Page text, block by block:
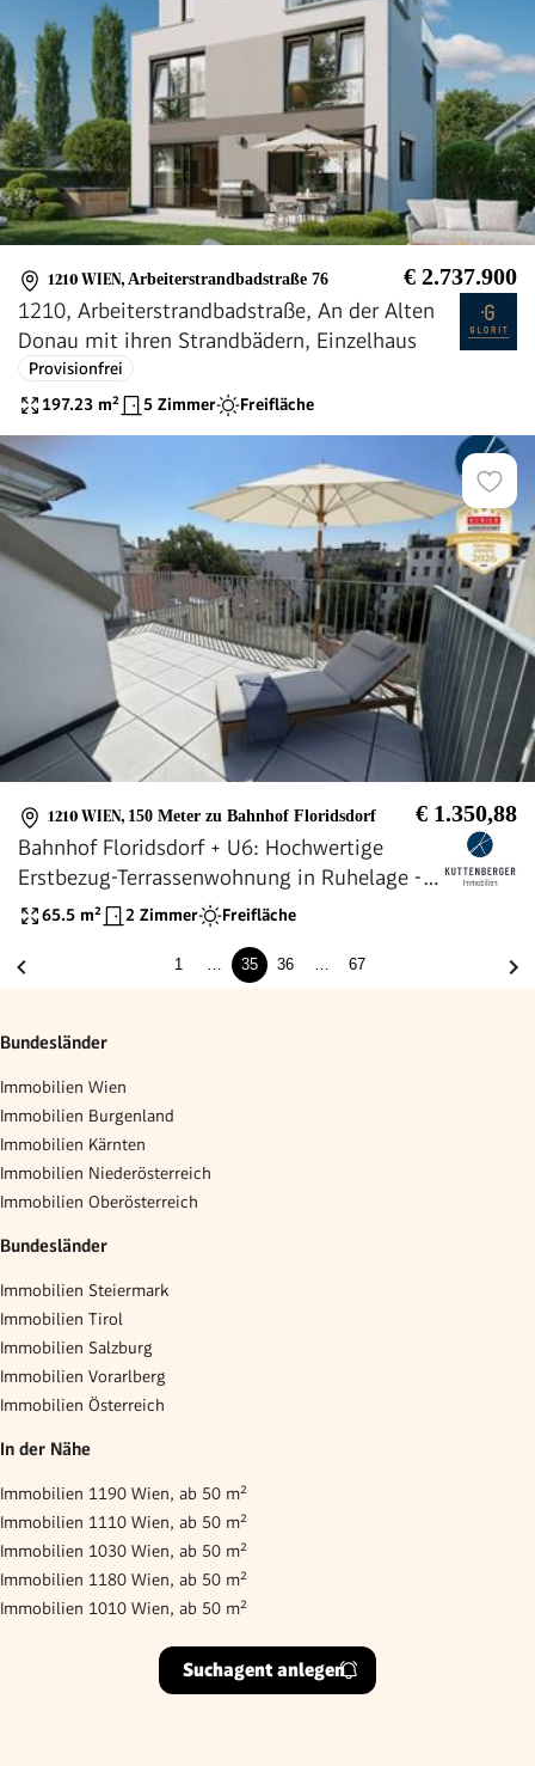
1210 WIEN, Arbeiterstrandbadstraße 76 € 2.737.900
1210, Arbeiterstrandbadstraße, An der Alten
Donau mit ihren Strandbädern, Einzelhaus
Provisionfrei
197.23 m² 5 Zimmer Freifläche
1210 WIEN, 150 Meter zu Bahnhof Floridsdorf € 1.350,88
Bahnhof Floridsdorf + U6: Hochwertige
Erstbezug-Terrassenwohnung in Ruhelage -
inkl. Tiefgaragenplatz!
65.5 m² 2 Zimmer Freifläche
1 35 36 67
Bundesländer
Immobilien Wien
Immobilien Burgenland
Immobilien Kärnten
Immobilien Niederösterreich
Immobilien Oberösterreich
Bundesländer
Immobilien Steiermark
Immobilien Tirol
Immobilien Salzburg
Immobilien Vorarlberg
Immobilien Österreich
In der Nähe
Immobilien 1190 Wien, ab 50 m²
Immobilien 1110 Wien, ab 50 m²
Immobilien 1030 Wien, ab 50 m²
Immobilien 1180 Wien, ab 50 m²
Immobilien 1010 Wien, ab 50 m²
Suchagent anlegen